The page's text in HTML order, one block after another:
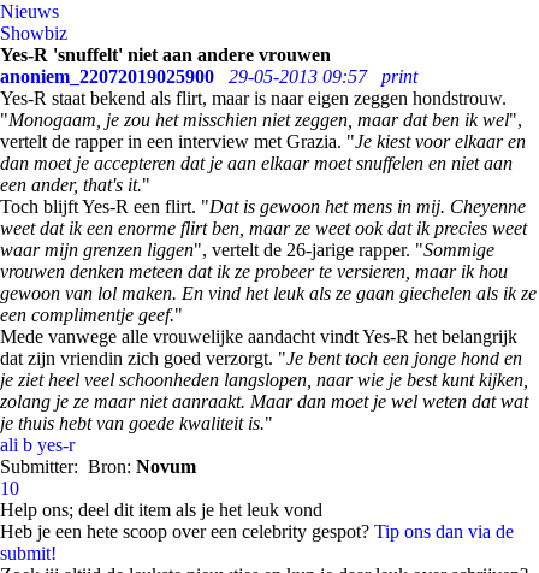
Nieuws
Showbiz
Yes-R 'snuffelt' niet aan andere vrouwen
anoniem_22072019025900
29-05-2013 09:57
print
Yes-R staat bekend als flirt, maar is naar eigen zeggen hondstrouw.
"Monogaam, je zou het misschien niet zeggen, maar dat ben ik wel",
vertelt de rapper in een interview met Grazia. "Je kiest voor elkaar en
dan moet je accepteren dat je aan elkaar moet snuffelen en niet aan
een ander, that's it."
Toch blijft Yes-R een flirt. "Dat is gewoon het mens in mij. Cheyenne
weet dat ik een enorme flirt ben, maar ze weet ook dat ik precies weet
waar mijn grenzen liggen", vertelt de 26-jarige rapper. "Sommige
vrouwen denken meteen dat ik ze probeer te versieren, maar ik hou
gewoon van lol maken. En vind het leuk als ze gaan giechelen als ik ze
een complimentje geef."
Mede vanwege alle vrouwelijke aandacht vindt Yes-R het belangrijk
dat zijn vriendin zich goed verzorgt. "Je bent toch een jonge hond en
je ziet heel veel schoonheden langslopen, naar wie je best kunt kijken,
zolang je ze maar niet aanraakt. Maar dan moet je wel weten dat wat
je thuis hebt van goede kwaliteit is."
ali b yes-r
Submitter: Bron: Novum
10
Help ons; deel dit item als je het leuk vond
Heb je een hete scoop over een celebrity gespot? Tip ons dan via de
submit!